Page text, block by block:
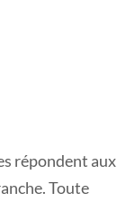
répondent aux
Toute